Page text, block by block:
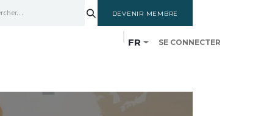
DEVENIR MEMBRE
FR SE CONNECTER